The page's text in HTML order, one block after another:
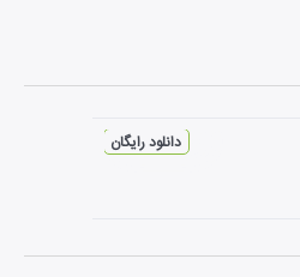
دانلود رایگان